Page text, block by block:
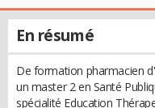
En résumé
De formation pharmacien
un master 2 en Santé
spécialité Education